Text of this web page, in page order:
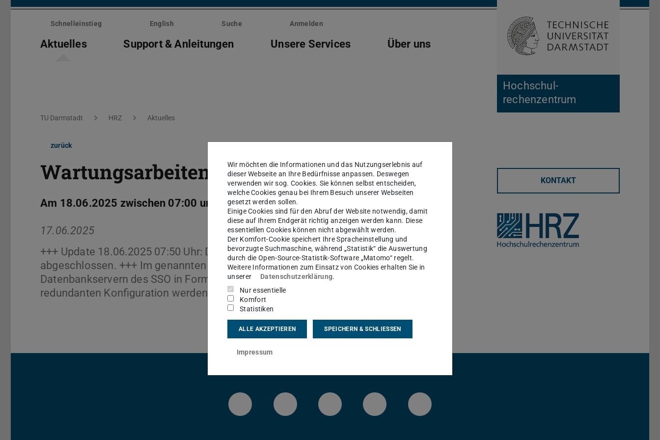
Menü
überspringen
Hochschul­
rechenzentrum
Schnelleinstieg English Suche Anmelden
Aktuelles Support & Anleitungen Unsere Services Über uns Suche öffnen
Sie befinden sich hier:
TU Darmstadt HRZ Aktuelles
zurück
Wartungsarbeiten: SSO-Datenbankserver
Am 18.06.2025 zwischen 07:00 und 09:00 Uhr
17.06.2025
+++ Update 18.06.2025 07:50 Uhr: Die Wartungsarbeiten wurden erfolgreich
abgeschlossen. +++ Im genannten Zeitraum finden Wartungsarbeiten an den
Datenbankservern des SSO in Form eines Upgrades statt. Aufgrund der
redundanten Konfiguration werden keine Ausfälle erwartet.
KONTAKT
LinkedIn-Seite der TU Darmstadt
Instagram-Kanal der TU Darmstadt
Bluesky-Kanal der TU Darmstadt
Facebook-Seite der TU Darmstadt
YouTube-Kanal der TU Darmstadt
Wir möchten die Informationen und das Nutzungserlebnis auf
dieser Webseite an Ihre Bedürfnisse anpassen. Deswegen
verwenden wir sog. Cookies. Sie können selbst entscheiden,
welche Cookies genau bei Ihrem Besuch unserer Webseiten
gesetzt werden sollen.
Einige Cookies sind für den Abruf der Website notwendig, damit
diese auf Ihrem Endgerät richtig anzeigen werden kann. Diese
essentiellen Cookies können nicht abgewählt werden.
Der Komfort-Cookie speichert Ihre Spracheinstellung und
bevorzugte Suchmaschine, während „Statistik“ die Auswertung
durch die Open-Source-Statistik-Software „Matomo“ regelt.
Weitere Informationen zum Einsatz von Cookies erhalten Sie in
unserer
Datenschutzerklärung.
Nur essentielle
Komfort
Statistiken
ALLE AKZEPTIEREN SPEICHERN & SCHLIESSEN
Impressum